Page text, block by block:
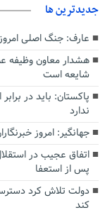
جديدترين ها
عارف: جنگ اصلی
هشدار معاون وظیفه
شایعه است
پاکستان: باید در
ندارد
جهانگیر: امروز
پس از استعفا
دولت تلاش کرد
کند